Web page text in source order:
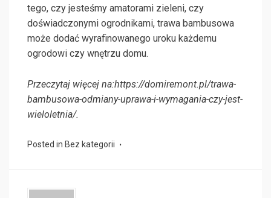
tego, czy jesteśmy amatorami zieleni, czy
doświadczonymi ogrodnikami, trawa bambusowa
może dodać wyrafinowanego uroku każdemu
ogrodowi czy wnętrzu domu.
Przeczytaj więcej na:https://domiremont.pl/trawa-
bambusowa-odmiany-uprawa-i-wymagania-czy-jest-
wieloletnia/.
Posted in Bez kategorii